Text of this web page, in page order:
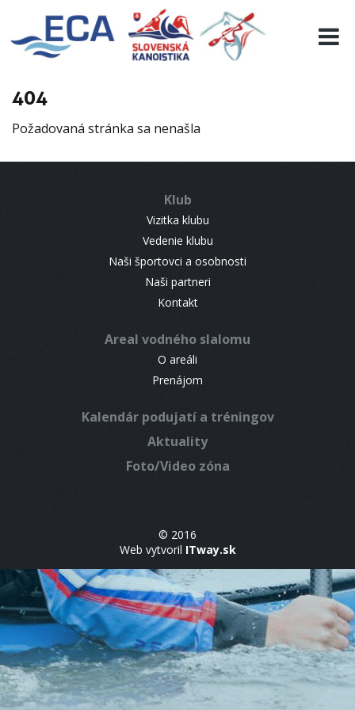
404
Požadovaná stránka sa nenašla
Klub
Vizitka klubu
Vedenie klubu
Naši športovci a osobnosti
Naši partneri
Kontakt
Areal vodného slalomu
O areáli
Prenájom
Kalendár podujatí a tréningov
Aktuality
Foto/Video zóna
© 2016
Web vytvoril ITway.sk
EURO 19
INFO
RESULTS
CONTACT